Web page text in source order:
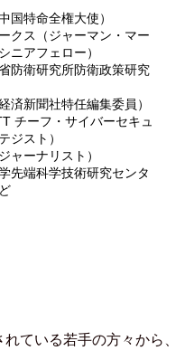
国特命全権大使）
クス（ジャーマン・マー
ニアフェロー）
防衛研究所防衛政策研究
済新聞社特任編集委員）
チーフ・サイバーセキュ
ジスト）
ャーナリスト）
先端科学技術研究センタ
ている若手の方々から、